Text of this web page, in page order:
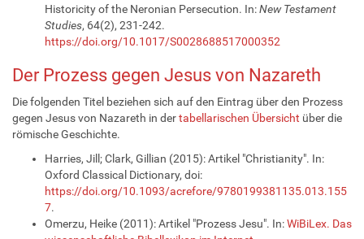
Historicity of the Neronian Persecution. In:New Testament
Studies, 64(2), 231-242.
https://doi.org/10.1017/S0028688517000352
Der Prozess gegen Jesus von Nazareth
Die folgenden Titel beziehen sich auf den Eintrag über den Prozess
gegen Jesus von Nazareth in dertabellarischen Übersicht über die
römische Geschichte.
Harries, Jill; Clark, Gillian (2015): Artikel "Christianity". In:
Oxford Classical Dictionary, doi:
https://doi.org/10.1093/acrefore/9780199381135.013.155
7.
Omerzu, Heike (2011): Artikel "Prozess Jesu". In:WiBiLex. Das